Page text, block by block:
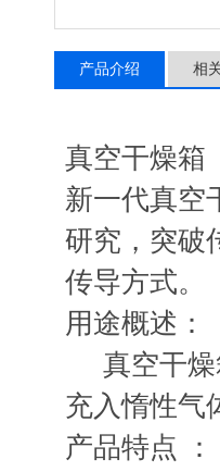
产品介绍 相
真空干燥箱
新一代真空
研究，突破
传导方式。
用途概述：
真空干燥
充入惰性气
产品特点 ：